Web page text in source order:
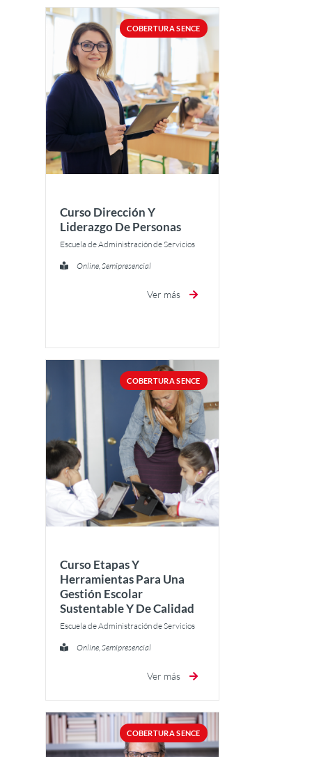
COBERTURA SENCE
Curso Dirección Y
Liderazgo De Personas
Escuela de Administración de Servicios
Online, Semipresencial
Ver más
COBERTURA SENCE
Curso Etapas Y
Herramientas Para Una
Gestión Escolar
Sustentable Y De Calidad
Escuela de Administración de Servicios
Online, Semipresencial
Ver más
COBERTURA SENCE